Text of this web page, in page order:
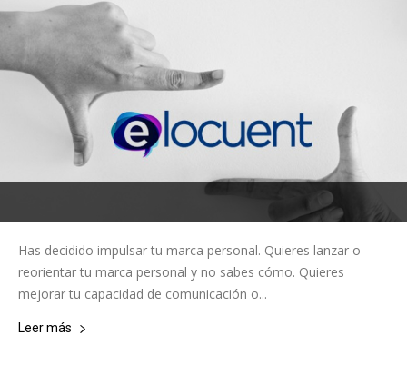
Has decidido impulsar tu marca personal. Quieres lanzar o
reorientar tu marca personal y no sabes cómo. Quieres
mejorar tu capacidad de comunicación o...
Leer más